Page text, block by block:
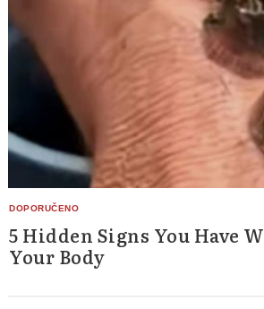
5 Hidden Signs You Have
Your Body